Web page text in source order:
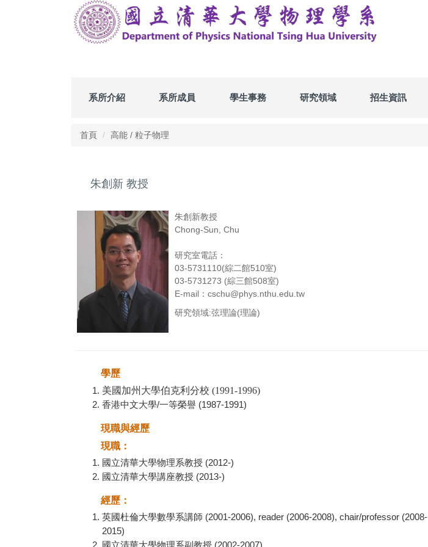
系所介紹 系所成員 學生事務 研究領域 招生資訊
首頁 高能 / 粒子物理
朱創新 教授
朱創新教授
Chong-Sun, Chu
研究室電話：
03-5731110(綜二館510室)
03-5731273 (綜三館508室)
E-mail：cschu@phys.nthu.edu.tw
研究領域:弦理論(理論)
學歷
美國加州大學伯克利分校 (1991-1996)
香港中文大學/一等榮譽 (1987-1991)
現職與經歷
現職：
國立清華大學物理系教授 (2012-)
國立清華大學講座教授 (2013-)
經歷：
英國杜倫大學數學系講師 (2001-2006), reader (2006-2008), chair/professor (2008-
2015)